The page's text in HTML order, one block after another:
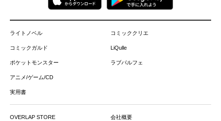
ライトノベル
コミックガルド
ポケットモンスター
アニメ/ゲーム/CD
実用書
コミッククリエ
LiQulle
ラブパルフェ
OVERLAP STORE 会社概要